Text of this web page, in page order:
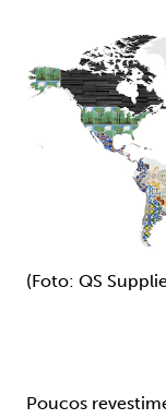
(Foto: QS
Poucos